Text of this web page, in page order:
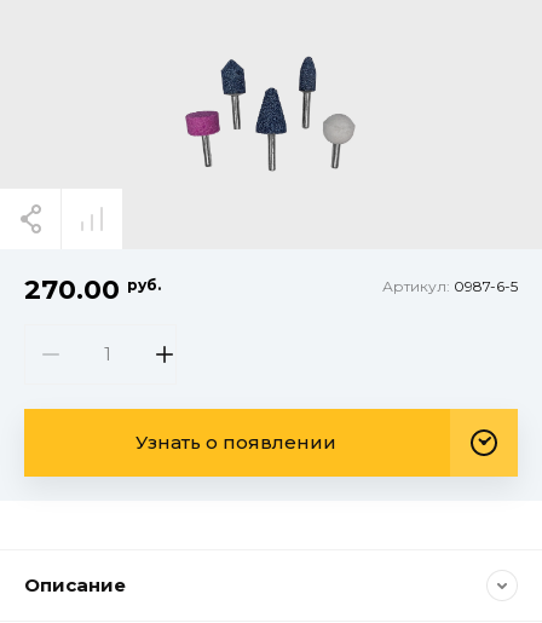
270.00 руб. Артикул: 0987-6-5
Узнать о появлении
Описание